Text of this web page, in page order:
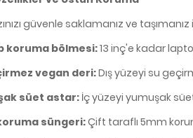
güvenle saklamanız ve
koruma bölmesi:13 inç'e kadar
vegan deri:Dış yüzeyi su
süet astar:İç yüzeyi yumuşak
süngeri:Çift taraflı 5mm